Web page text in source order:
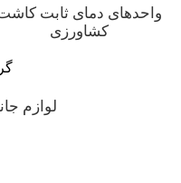
واحدهای دمای ثابت
کشاورزی
لوازم